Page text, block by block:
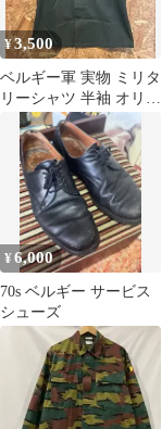
¥3,500
ベルギー軍 実物 ミリタ
リーシャツ 半袖 オリー
¥6,000
70s ベルギー サービス
シューズ